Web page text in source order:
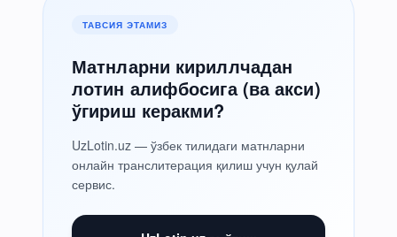
ТАВСИЯ ЭТАМИЗ
Матнларни кириллчадан
лотин алифбосига (ва акси)
ўгириш керакми?
UzLotin.uz — ўзбек тилидаги матнларни
онлайн транслитерация қилиш учун қулай
сервис.